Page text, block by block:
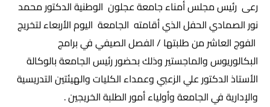
رعى رئيس مجلس أمناء جامعة عجلون الوطنية الدكتور محمد
نور الصمادي الحفل الذي أقامته الجامعة اليوم الأربعاء لتخريج
الفوج العاشر من طلبتها / الفصل الصيفي في برامج
البكالوريوس والماجستير وذلك بحضور رئيس الجامعة بالوكالة
الأستاذ الدكتور علي الزعبي وعمداء الكليات والهيئتين التدريسية
والإدارية في الجامعة وأولياء أمور الطلبة الخريجين .